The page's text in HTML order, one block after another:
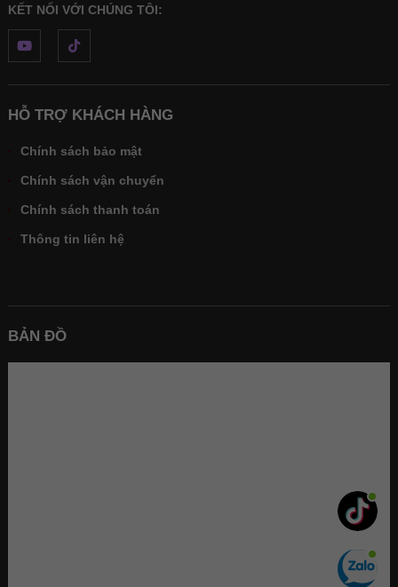
KẾT NỐI VỚI CHÚNG TÔI:
HỖ TRỢ KHÁCH HÀNG
Chính sách bảo mật
Chính sách vận chuyển
Chính sách thanh toán
Thông tin liên hệ
BẢN ĐỒ